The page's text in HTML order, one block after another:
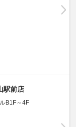
駅前店
B1F～4F